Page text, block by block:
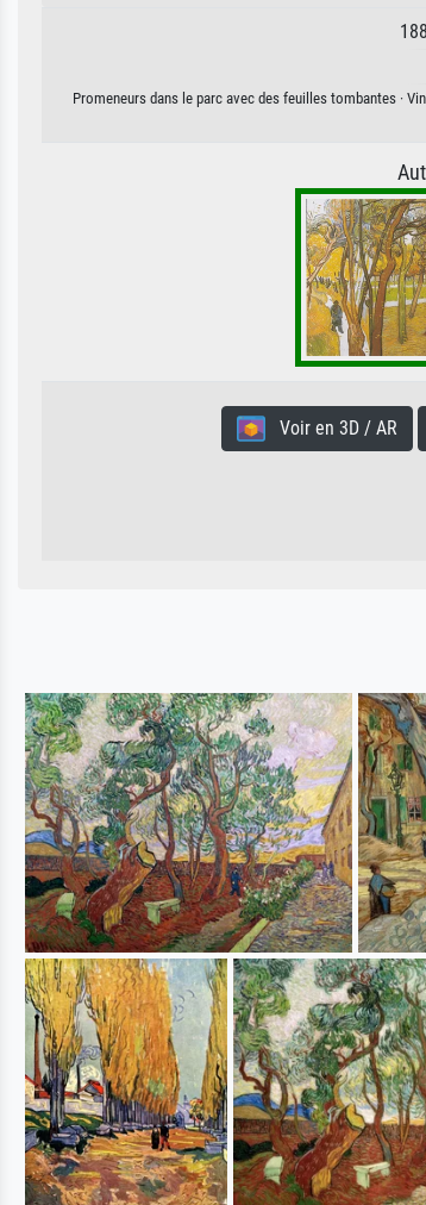
Promeneurs dans le parc avec des feuilles tombantes ·
Voir en 3D / AR